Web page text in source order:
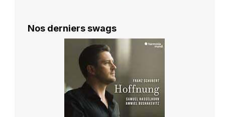
Nos derniers swags